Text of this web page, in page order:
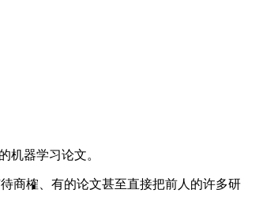
器学习论文。
商榷、有的论文甚至直接把前人的许多研